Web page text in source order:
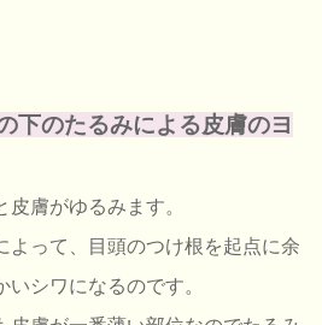
下のたるみによる皮膚のヨ
膚がゆるみます。
よって、目頭のつけ根を起点に余
シワになるのです。